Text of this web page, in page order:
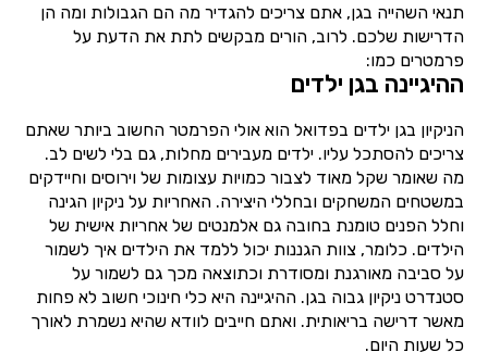
תנאי השהייה בגן, אתם צריכים להגדיר מה הם הגבולות ומה הן
הדרישות שלכם. לרוב, הורים מבקשים לתת את הדעת על
פרמטרים כמו:
ההיגיינה בגן ילדים
הניקיון בגן ילדים בפדואל הוא אולי הפרמטר החשוב ביותר שאתם
צריכים להסתכל עליו. ילדים מעבירים מחלות, גם בלי לשים לב.
מה שאומר שקל מאוד לצבור כמויות עצומות של וירוסים וחיידקים
במשטחים המשחקים ובחללי היצירה. האחריות על ניקיון הגינה
וחלל הפנים טומנת בחובה גם אלמנטים של אחריות אישית של
הילדים. כלומר, צוות הגננות יכול ללמד את הילדים איך לשמור
על סביבה מאורגנת ומסודרת וכתוצאה מכך גם לשמור על
סטנדרט ניקיון גבוה בגן. ההיגיינה היא כלי חינוכי חשוב לא פחות
מאשר דרישה בריאותית. ואתם חייבים לוודא שהיא נשמרת לאורך
כל שעות היום.